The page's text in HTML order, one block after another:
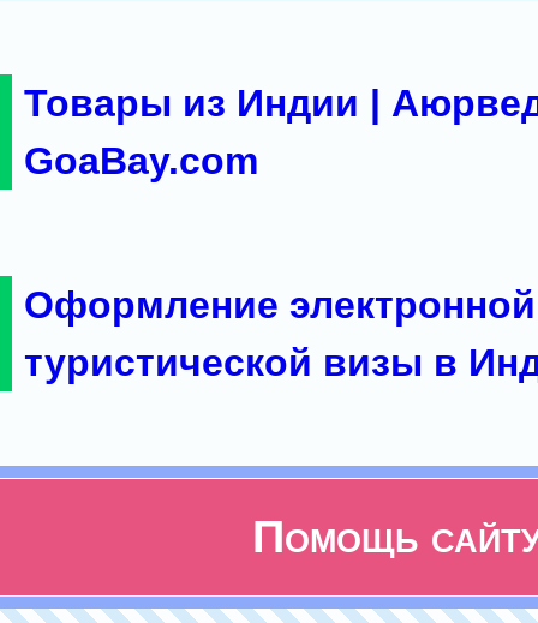
Товары из Индии |
GoaBay.com
Оформление электронной
туристической визы в
Помощь